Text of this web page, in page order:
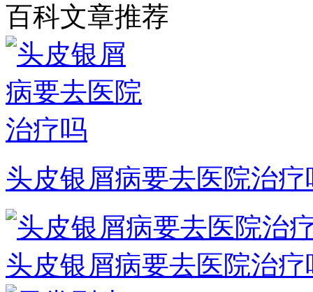
百科文章推荐
头皮银屑病要去医院治疗
头皮银屑病要去医院治疗